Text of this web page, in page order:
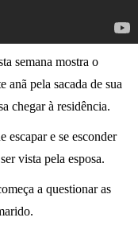
semana mostra o
anã pela sacada de sua
chegar à residência.
escapar e se esconder
vista pela esposa.
a questionar as